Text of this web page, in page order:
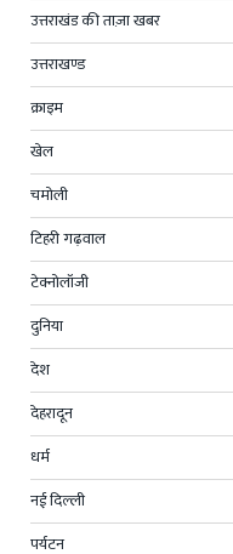
उत्तराखंड की ताज़ा खबर
उत्तराखण्ड
क्राइम
खेल
चमोली
टिहरी गढ़वाल
टेक्नोलॉजी
दुनिया
देश
देहरादून
धर्म
नई दिल्ली
पर्यटन